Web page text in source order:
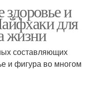
здоровье и
для
жизни
составляющих
и фигура во многом